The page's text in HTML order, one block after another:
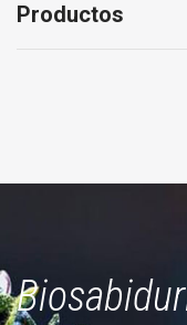
Productos